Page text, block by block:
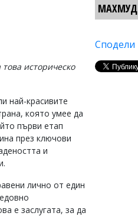
историческо
най-красивите
която умее да
първи етап
през ключови
и
лично от един
е заслугата, за да
МАХМУД
Сподели